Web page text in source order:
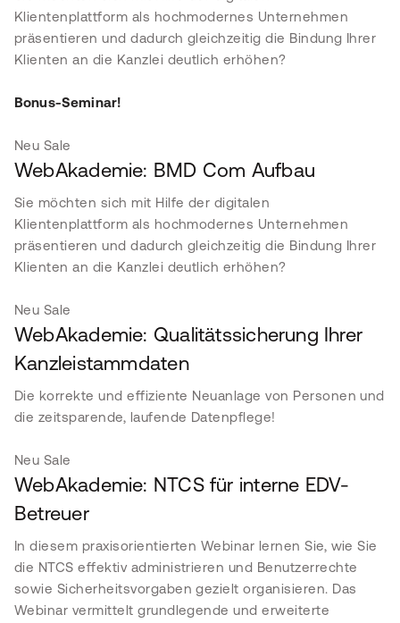
Klientenplattform als hochmodernes Unternehmen
präsentieren und dadurch gleichzeitig die Bindung Ihrer
Klienten an die Kanzlei deutlich erhöhen?
Bonus-Seminar!
Neu Sale
WebAkademie: BMD Com Aufbau
Sie möchten sich mit Hilfe der digitalen
Klientenplattform als hochmodernes Unternehmen
präsentieren und dadurch gleichzeitig die Bindung Ihrer
Klienten an die Kanzlei deutlich erhöhen?
Neu Sale
WebAkademie: Qualitätssicherung Ihrer
Kanzleistammdaten
Die korrekte und effiziente Neuanlage von Personen und
die zeitsparende, laufende Datenpflege!
Neu Sale
WebAkademie: NTCS für interne EDV-
Betreuer
In diesem praxisorientierten Webinar lernen Sie, wie Sie
die NTCS effektiv administrieren und Benutzerrechte
sowie Sicherheitsvorgaben gezielt organisieren. Das
Webinar vermittelt grundlegende und erweiterte